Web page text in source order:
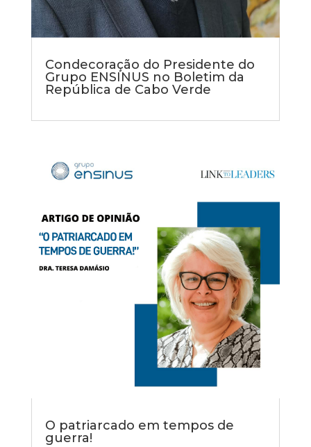
Condecoração do Presidente do
Grupo ENSINUS no Boletim da
República de Cabo Verde
O patriarcado em tempos de
guerra!